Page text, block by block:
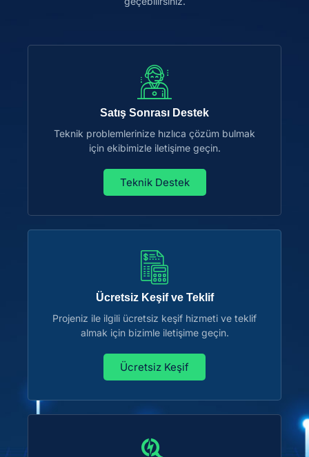
Satış Sonrası Destek
Teknik problemlerinize hızlıca çözüm bulmak
için ekibimizle iletişime geçin.
Teknik Destek
Ücretsiz Keşif ve Teklif
Projeniz ile ilgili ücretsiz keşif hizmeti ve teklif
almak için bizimle iletişime geçin.
Ücretsiz Keşif